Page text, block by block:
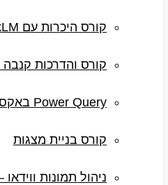
קורס היכרות עם NotbookLM
קורס והדרכות קנבה Canva
Power Query באקסל
קורס בניית מצגות
ניהול תמונות